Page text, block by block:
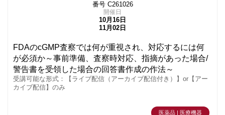
番号 C261026
開催日
10月16日
11月02日
FDAのcGMP査察では何が重視され、対応するには何
が必須か～事前準備、査察時対応、指摘があった場合/
警告書を受領した場合の回答書作成の作法～
受講可能な形式：【ライブ配信（アーカイブ配信付き）】or【アー
カイブ配信】のみ
医薬品 | 医療機器